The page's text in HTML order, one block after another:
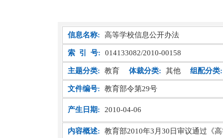
信息名称: 高等学校信息公开办法
索 引 号: 014133082/2010-00158
主题分类: 教育 体裁分类: 其他 组配分类:
文件编号: 教育部令第29号
产生日期: 2010-04-06
内容概述: 教育部2010年3月30日审议通过《